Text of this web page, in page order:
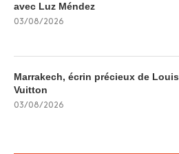
avec Luz Méndez
03/08/2026
Marrakech, écrin précieux de Louis
Vuitton
03/08/2026